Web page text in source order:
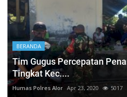
BERANDA
Tim Gugus Percepatan
Tingkat Kec....
Humas Polres Alor Apr 23, 2020 5017